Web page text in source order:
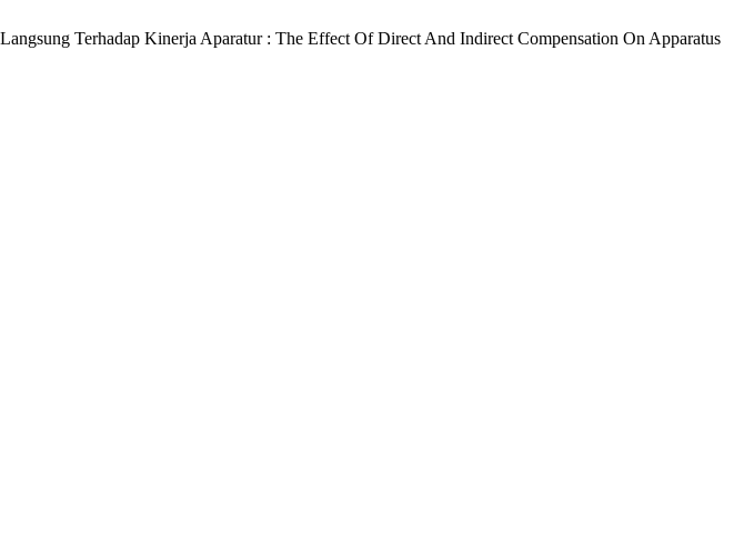
Terhadap Kinerja Aparatur : The Effect Of Direct And Indirect Compensation On Apparatus